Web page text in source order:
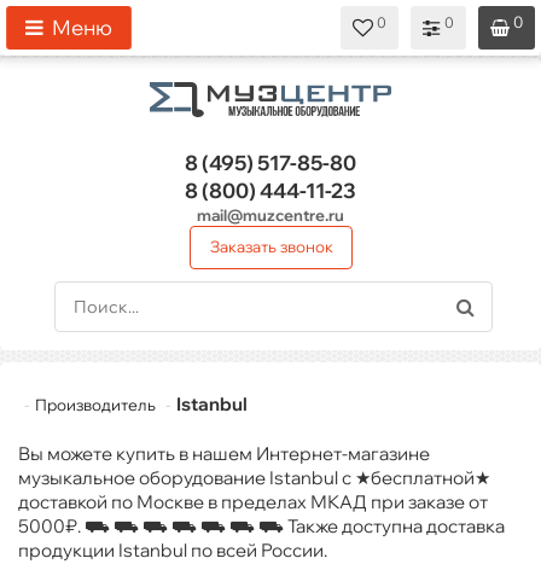
0
0
0
Меню
8 (495)517-85-80
8 (800)444-11-23
mail@muzcentre.ru
Заказать звонок
Производитель Istanbul
Вы можете купить в нашем Интернет-магазине
музыкальное оборудование Istanbul с ★бесплатной★
доставкой по Москве в пределах МКАД при заказе от
5000₽. ⛟ ⛟ ⛟ ⛟ ⛟ ⛟ ⛟ Также доступна доставка
продукции Istanbul по всей России.